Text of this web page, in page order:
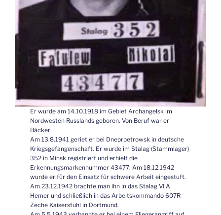
Er wurde am 14.10.1918 im Gebiet Archangelsk im
Nordwesten Russlands geboren. Von Beruf war er
Bäcker
Am 13.8.1941 geriet er bei Dneprpetrowsk in deutsche
Kriegsgefangenschaft. Er wurde im Stalag (Stammlager)
352 in Minsk registriert und erhielt die
Erkennungsmarkennummer 43477. Am 18.12.1942
wurde er für den Einsatz für schwere Arbeit eingestuft.
Am 23.12.1942 brachte man ihn in das Stalag VI A
Hemer und schließlich in das Arbeitskommando 607R
Zeche Kaiserstuhl in Dortmund.